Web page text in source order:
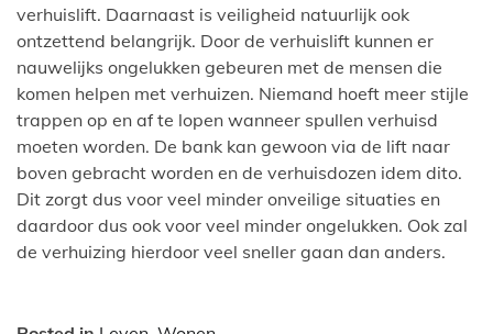
verhuislift. Daarnaast is veiligheid natuurlijk ook
ontzettend belangrijk. Door de verhuislift kunnen er
nauwelijks ongelukken gebeuren met de mensen die
komen helpen met verhuizen. Niemand hoeft meer stijle
trappen op en af te lopen wanneer spullen verhuisd
moeten worden. De bank kan gewoon via de lift naar
boven gebracht worden en de verhuisdozen idem dito.
Dit zorgt dus voor veel minder onveilige situaties en
daardoor dus ook voor veel minder ongelukken. Ook zal
de verhuizing hierdoor veel sneller gaan dan anders.